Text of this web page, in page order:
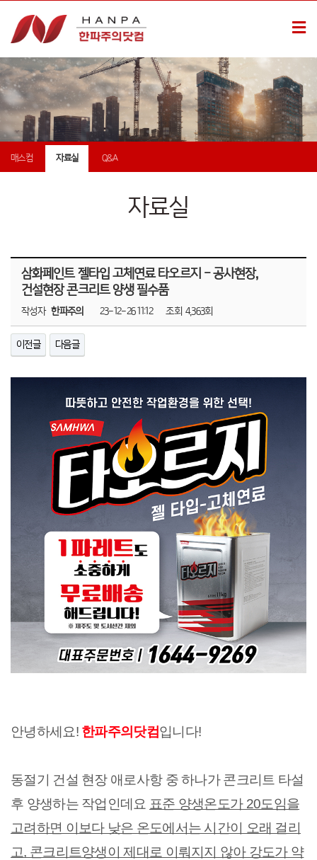
매스컴 자료실 Q&A
자료실
삼화페인트 젤타입 고체연료 타오르지 - 공사현장,
건설현장 콘크리트 양생 필수품
작성자 한파주의 23-12-26 11:12 조회 4,363회
이전글 다음글
안녕하세요!한파주의닷컴입니다!
동절기 건설 현장 애로사항 중 하나가 콘크리트 타설
후 양생하는 작업인데요 표준 양생온도가 20도임을
고려하면 이보다 낮은 온도에서는 시간이 오래 걸리
고, 콘크리트양생이 제대로 이뤄지지 않아 강도가 약